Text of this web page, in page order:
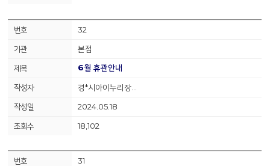
32
본점
6월 휴관안내
경*시아이누리장…
2024.05.18
18,102
31